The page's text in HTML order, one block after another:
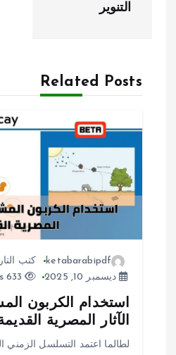
ق
ت
التنوير
Related Posts
ketabarabipdf كتب
ديسمبر 10, 2025
633 views
استخدام الكربون
الآثار المصرية
لطالما اعتمد التسلسل الزمني